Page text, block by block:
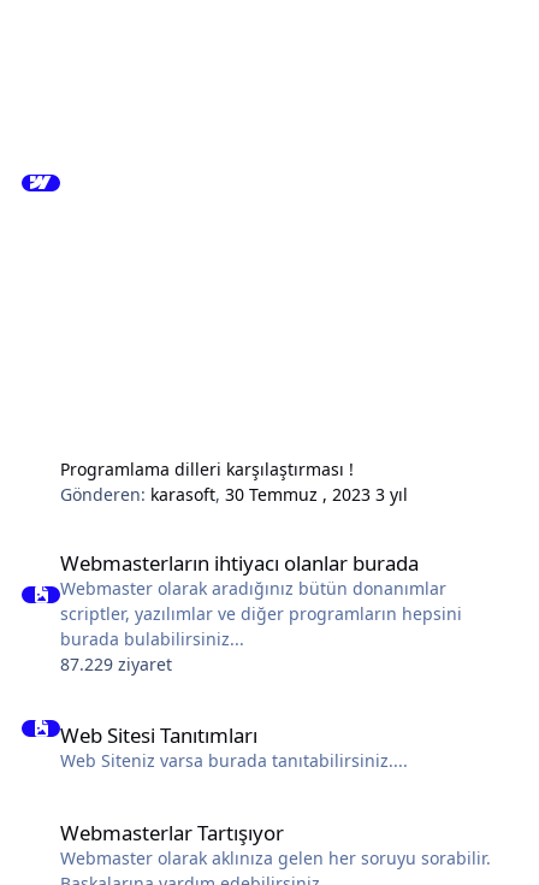
Programlama dilleri karşılaştırması !
Gönderen: karasoft,30 Temmuz , 20233 yıl
Webmasterların ihtiyacı olanlar burada
Webmaster olarak aradığınız bütün donanımlar
scriptler, yazılımlar ve diğer programların hepsini
burada bulabilirsiniz...
87.229 ziyaret
Web Sitesi Tanıtımları
Web Siteniz varsa burada tanıtabilirsiniz....
Webmasterlar Tartışıyor
Webmaster olarak aklınıza gelen her soruyu sorabilir.